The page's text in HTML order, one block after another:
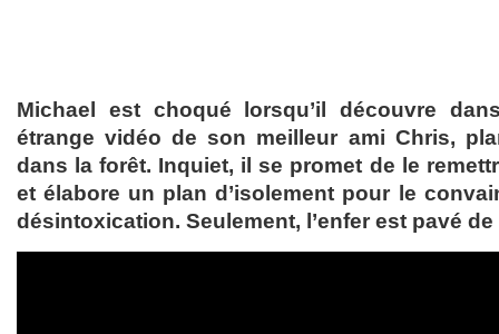
Michael est choqué lorsqu’il découvre
étrange vidéo de son meilleur ami Chris,
dans la forêt. Inquiet, il se promet de le
et élabore un plan d’isolement pour le
désintoxication. Seulement, l’enfer est pavé